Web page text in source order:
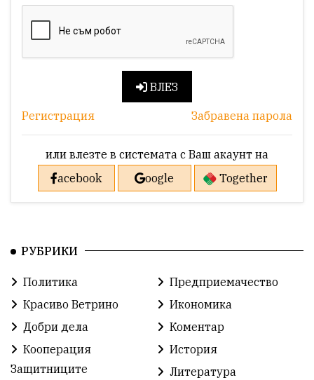
ВЛЕЗ
Регистрация Забравена парола
или влезте в системата с Ваш акаунт на
acebook
oogle Together
РУБРИКИ
Политика
Предприемачество
Красиво Ветрино
Икономика
Добри дела
Коментар
Кооперация
Защитниците
История
Литература